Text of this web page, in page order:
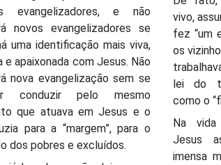
evangelizadores, e não
novos evangelizadores se
uma identificação mais viva,
e apaixonada com Jesus. Não
nova evangelização sem se
conduzir pelo mesmo
que atuava em Jesus e o
para a “margem”, para o
dos pobres e excluídos.
vivo,
fez “um
os
lei do
como o
Na vida
Jesus
imensa